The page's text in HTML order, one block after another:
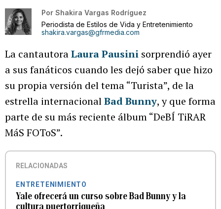
Por Shakira Vargas Rodríguez
Periodista de Estilos de Vida y Entretenimiento
shakira.vargas@gfrmedia.com
La cantautoraLaura Pausini sorprendió ayer
a sus fanáticos cuando les dejó saber que hizo
su propia versión del tema “Turista”, de la
estrella internacionalBad Bunny, y que forma
parte de su más reciente álbum “DeBÍ TiRAR
MáS FOToS”.
RELACIONADAS
ENTRETENIMIENTO
Yale ofrecerá un curso sobre Bad Bunny y la
cultura puertorriqueña